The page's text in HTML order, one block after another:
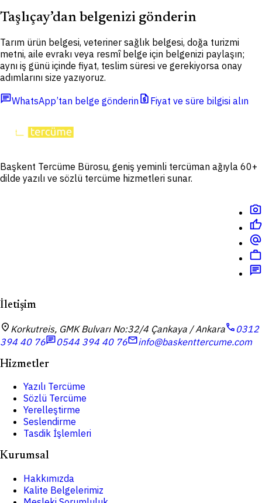
Taşlıçay’dan belgenizi gönderin
Tarım ürün belgesi, veteriner sağlık belgesi, doğa turizmi
metni, aile evrakı veya resmî belge için belgenizi paylaşın;
aynı iş günü içinde fiyat, teslim süresi ve gerekiyorsa onay
adımlarını size yazıyoruz.
chatWhatsApp’tan belge gönderinrequest_quote Fiyat ve süre bilgisi alın
Başkent Tercüme Bürosu, geniş yeminli tercüman ağıyla 60+
dilde yazılı ve sözlü tercüme hizmetleri sunar.
photo_camera
thumb_up
alternate_email
work
chat
İletişim
location_on Korkutreis, GMK Bulvarı No:32/4 Çankaya / Ankaracall 0312
394 40 76chat0544 394 40 76mailinfo@baskenttercume.com
Hizmetler
Yazılı Tercüme
Sözlü Tercüme
Yerelleştirme
Seslendirme
Tasdik İşlemleri
Kurumsal
Hakkımızda
Kalite Belgelerimiz